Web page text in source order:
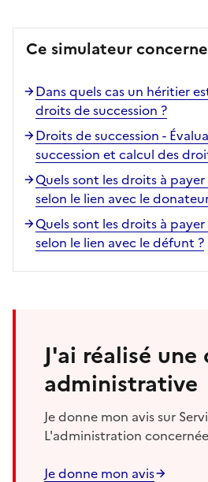
Ce simulateur
Dans quels cas un héritier
droits de succession ?
Droits de succession -
succession et calcul des
Quels sont les droits à
selon le lien avec le
Quels sont les droits à
selon le lien avec le défunt ?
J'ai réalisé une
administrative
Je donne mon avis sur
L'administration
Je donne mon avis